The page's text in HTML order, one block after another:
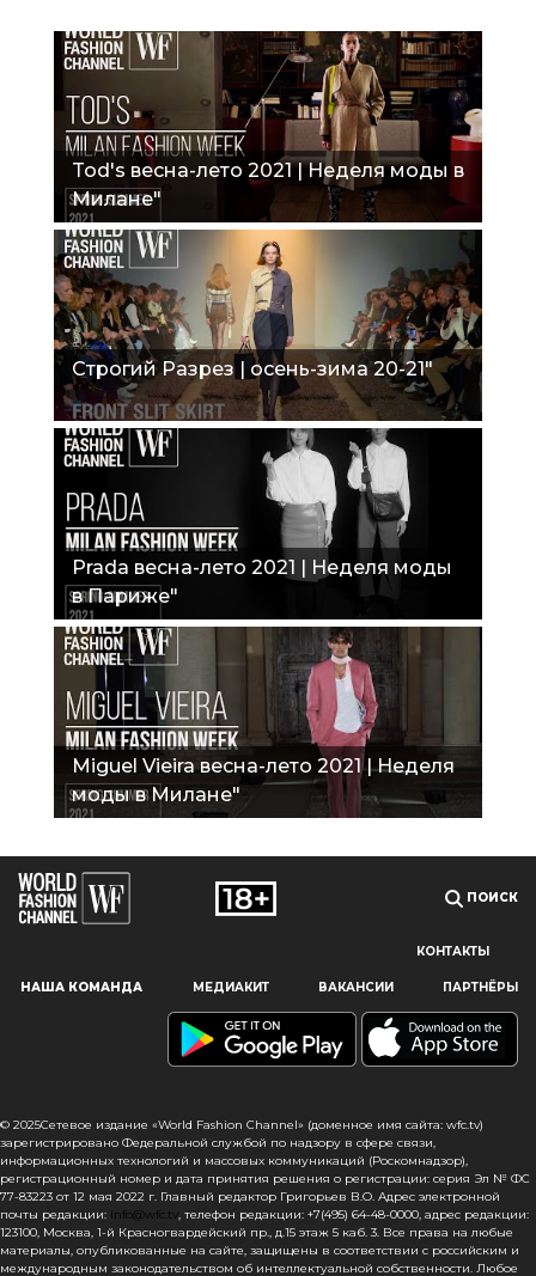
Наш сайт использует файлы cookie и похожие технологии,
пользователям, предоставляя персонализированную
информацию, запоминая предпочтения в области
сайта, вы подтверждаете свое согласие на использование
файлов cookie в соответствии с настоящим уведомлением
в отношении данного типа файлов. Если вы не согласны
с тем, чтобы мы использовали данный тип файлов,
то вы должны соответствующим образом установить
настройки вашего браузера или не использовать сайт wfc.tv
Tod's весна-лето 2021 | Неделя моды в
Милане"
Строгий Разрез | осень-зима 20-21"
Prada весна-лето 2021 | Неделя моды
в Париже"
Miguel Vieira весна-лето 2021 | Неделя
моды в Милане"
ПОИСК
КОНТАКТЫ
НАША КОМАНДА МЕДИАКИТ ВАКАНСИИ ПАРТНЁРЫ
© 2025Сетевое издание «World Fashion Channel» (доменное имя сайта: wfc.tv)
зарегистрировано Федеральной службой по надзору в сфере связи,
информационных технологий и массовых коммуникаций (Роскомнадзор),
регистрационный номер и дата принятия решения о регистрации: серия Эл № ФС
77-83223 от 12 мая 2022 г. Главный редактор Григорьев В.О. Адрес электронной
почты редакции: info@wfc.tv, телефон редакции: +7(495) 64-48-0000, адрес редакции:
123100, Москва, 1-й Красногвардейский пр., д.15 этаж 5 каб. 3. Все права на любые
материалы, опубликованные на сайте, защищены в соответствии с российским и
международным законодательством об интеллектуальной собственности. Любое